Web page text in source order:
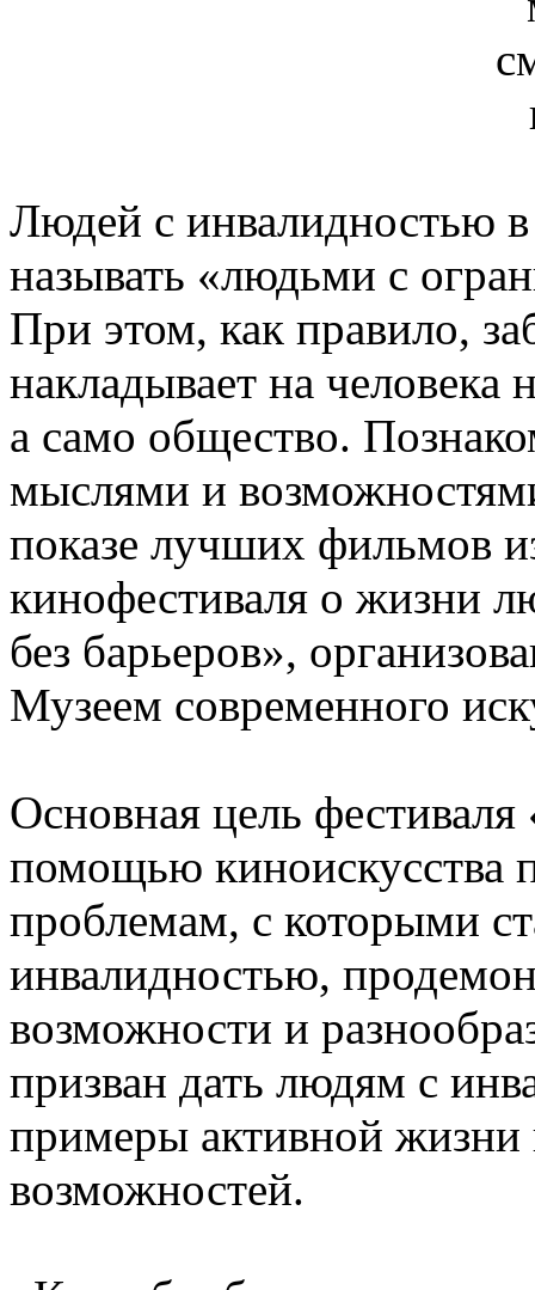
Людей с инвалидностью
называть «людьми с
При этом, как правило,
накладывает на человека
а само общество.
мыслями и
показе лучших фильмов
кинофестиваля о жизни
без барьеров»,
Музеем современного
Основная цель
помощью киноискусства
проблемам, с которыми
инвалидностью,
возможности и
призван дать людям с
примеры активной жизни
возможностей.